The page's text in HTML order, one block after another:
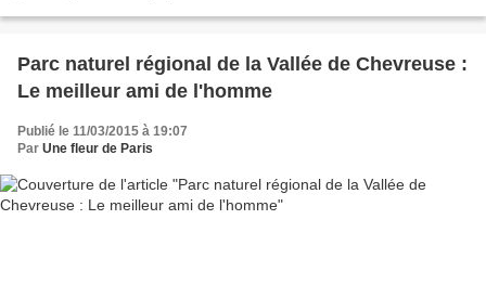
Parc naturel régional de la Vallée de Chevreuse :
Le meilleur ami de l'homme
Publié le 11/03/2015 à 19:07
Par Une fleur de Paris